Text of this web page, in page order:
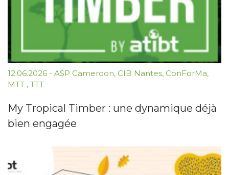
12.06.2026 - ASP Cameroon, CIB Nantes, ConForMa,
MTT , TTT
My Tropical Timber : une dynamique déjà
bien engagée